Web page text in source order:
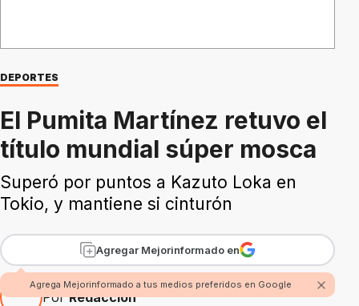
DEPORTES
El Pumita Martínez retuvo el
título mundial súper mosca
Superó por puntos a Kazuto Loka en
Tokio, y mantiene si cinturón
Agregar Mejorinformado en
Agrega Mejorinformado a tus medios preferidos en Google
PorRedacción